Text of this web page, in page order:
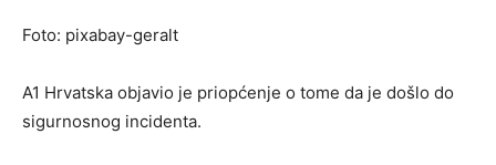
Foto: pixabay-geralt
A1 Hrvatska objavio je priopćenje o tome da je došlo do
sigurnosnog incidenta.